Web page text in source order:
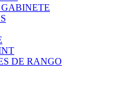
GABINETE
DE RANGO